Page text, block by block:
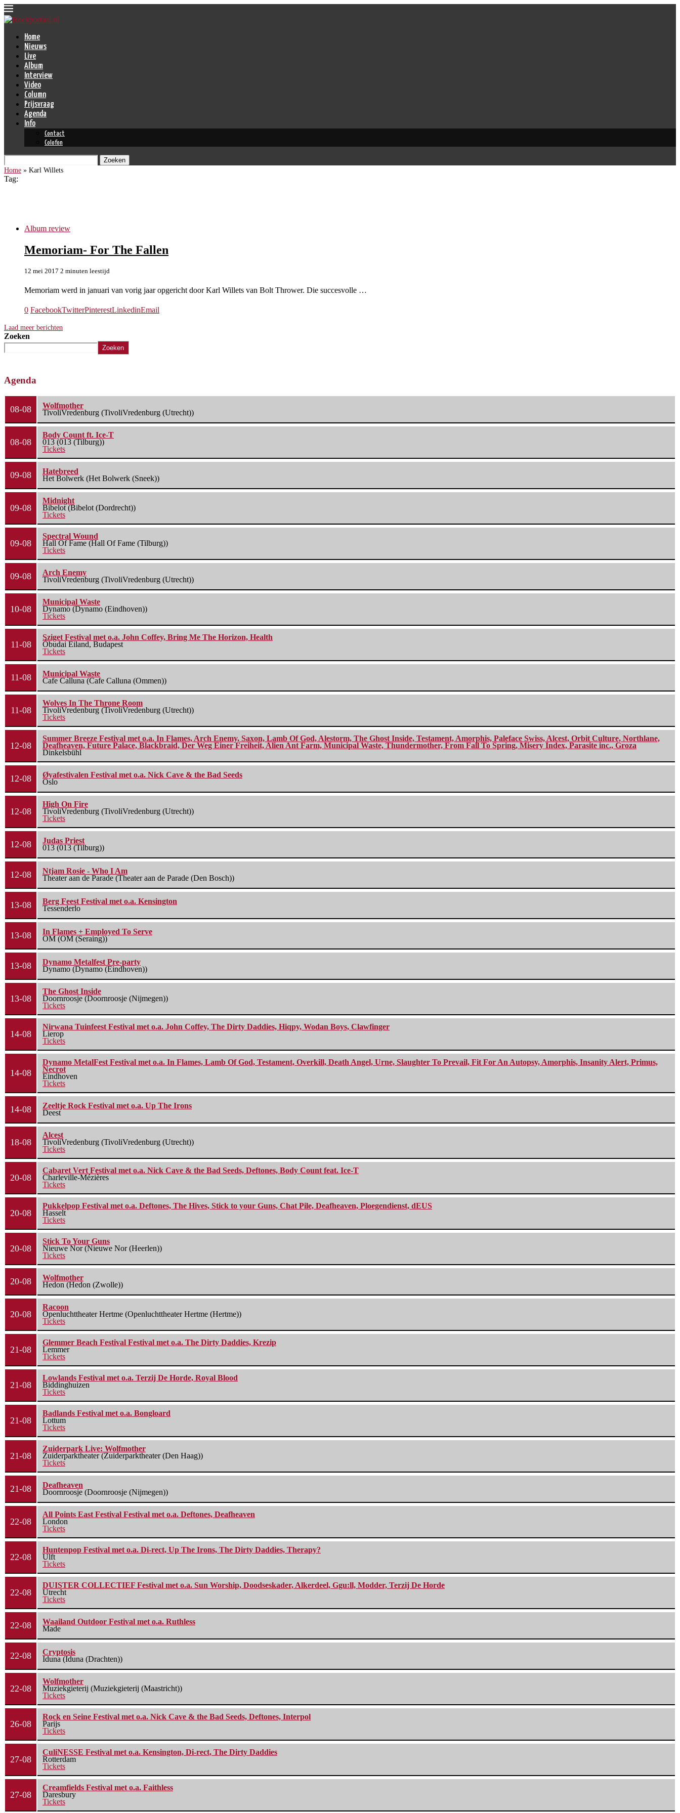
Home
Nieuws
Live
Album
Interview
Video
Column
Prijsvraag
Agenda
Info
Contact
Colofon
Zoeken
Home » Karl Willets
Tag:
Album review
Memoriam- For The Fallen
12 mei 2017 2 minuten leestijd
Memoriam werd in januari van vorig jaar opgericht door Karl Willets van Bolt Thrower. Die succesvolle …
0 FacebookTwitterPinterestLinkedinEmail
Laad meer berichten
Zoeken
Zoeken
Agenda
08-08
Wolfmother
TivoliVredenburg (TivoliVredenburg (Utrecht))
08-08
Body Count ft. Ice-T
013 (013 (Tilburg))
Tickets
09-08
Hatebreed
Het Bolwerk (Het Bolwerk (Sneek))
09-08
Midnight
Bibelot (Bibelot (Dordrecht))
Tickets
09-08
Spectral Wound
Hall Of Fame (Hall Of Fame (Tilburg))
Tickets
09-08
Arch Enemy
TivoliVredenburg (TivoliVredenburg (Utrecht))
10-08
Municipal Waste
Dynamo (Dynamo (Eindhoven))
Tickets
11-08
Sziget Festival met o.a. John Coffey, Bring Me The Horizon, Health
Óbudai Eiland, Budapest
Tickets
11-08
Municipal Waste
Cafe Calluna (Cafe Calluna (Ommen))
11-08
Wolves In The Throne Room
TivoliVredenburg (TivoliVredenburg (Utrecht))
Tickets
12-08
Summer Breeze Festival met o.a. In Flames, Arch Enemy, Saxon, Lamb Of God, Alestorm, The Ghost Inside, Testament, Amorphis, Paleface Swiss, Alcest, Orbit Culture, Northlane,
Deafheaven, Future Palace, Blackbraid, Der Weg Einer Freiheit, Alien Ant Farm, Municipal Waste, Thundermother, From Fall To Spring, Misery Index, Parasite inc., Groza
Dinkelsbühl
12-08
Øyafestivalen Festival met o.a. Nick Cave & the Bad Seeds
Oslo
12-08
High On Fire
TivoliVredenburg (TivoliVredenburg (Utrecht))
Tickets
12-08
Judas Priest
013 (013 (Tilburg))
12-08
Ntjam Rosie - Who I Am
Theater aan de Parade (Theater aan de Parade (Den Bosch))
13-08
Berg Feest Festival met o.a. Kensington
Tessenderlo
13-08
In Flames + Employed To Serve
OM (OM (Seraing))
13-08
Dynamo Metalfest Pre-party
Dynamo (Dynamo (Eindhoven))
13-08
The Ghost Inside
Doornroosje (Doornroosje (Nijmegen))
Tickets
14-08
Nirwana Tuinfeest Festival met o.a. John Coffey, The Dirty Daddies, Hiqpy, Wodan Boys, Clawfinger
Lierop
Tickets
14-08
Dynamo MetalFest Festival met o.a. In Flames, Lamb Of God, Testament, Overkill, Death Angel, Urne, Slaughter To Prevail, Fit For An Autopsy, Amorphis, Insanity Alert, Primus,
Necrot
Eindhoven
Tickets
14-08
Zeeltje Rock Festival met o.a. Up The Irons
Deest
18-08
Alcest
TivoliVredenburg (TivoliVredenburg (Utrecht))
Tickets
20-08
Cabaret Vert Festival met o.a. Nick Cave & the Bad Seeds, Deftones, Body Count feat. Ice-T
Charleville-Mézières
Tickets
20-08
Pukkelpop Festival met o.a. Deftones, The Hives, Stick to your Guns, Chat Pile, Deafheaven, Ploegendienst, dEUS
Hasselt
Tickets
20-08
Stick To Your Guns
Nieuwe Nor (Nieuwe Nor (Heerlen))
Tickets
20-08
Wolfmother
Hedon (Hedon (Zwolle))
20-08
Racoon
Openluchttheater Hertme (Openluchttheater Hertme (Hertme))
Tickets
21-08
Glemmer Beach Festival Festival met o.a. The Dirty Daddies, Krezip
Lemmer
Tickets
21-08
Lowlands Festival met o.a. Terzij De Horde, Royal Blood
Biddinghuizen
Tickets
21-08
Badlands Festival met o.a. Bongloard
Lottum
Tickets
21-08
Zuiderpark Live: Wolfmother
Zuiderparktheater (Zuiderparktheater (Den Haag))
Tickets
21-08
Deafheaven
Doornroosje (Doornroosje (Nijmegen))
22-08
All Points East Festival Festival met o.a. Deftones, Deafheaven
London
Tickets
22-08
Huntenpop Festival met o.a. Di-rect, Up The Irons, The Dirty Daddies, Therapy?
Ulft
Tickets
22-08
DUISTER COLLECTIEF Festival met o.a. Sun Worship, Doodseskader, Alkerdeel, Ggu:ll, Modder, Terzij De Horde
Utrecht
Tickets
22-08
Waailand Outdoor Festival met o.a. Ruthless
Made
22-08
Cryptosis
Iduna (Iduna (Drachten))
22-08
Wolfmother
Muziekgieterij (Muziekgieterij (Maastricht))
Tickets
26-08
Rock en Seine Festival met o.a. Nick Cave & the Bad Seeds, Deftones, Interpol
Parijs
Tickets
27-08
CuliNESSE Festival met o.a. Kensington, Di-rect, The Dirty Daddies
Rotterdam
Tickets
27-08
Creamfields Festival met o.a. Faithless
Daresbury
Tickets